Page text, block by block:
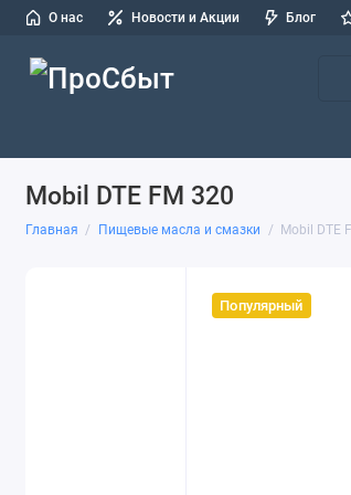
О нас Новости и Акции Блог
Mobil DTE FM 320
Главная Пищевые масла и смазки Mobil DTE
Популярный